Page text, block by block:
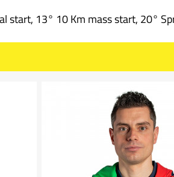
start, 13° 10 Km mass start, 20°